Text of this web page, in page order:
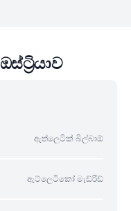
ඇත්ලෙටික් බිල්බාඕ
ඇට්ලෙටිකෝ මැඩ්රිඩ්